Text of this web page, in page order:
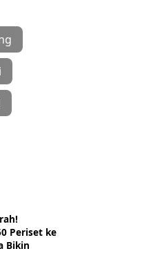
Periset ke
Bikin